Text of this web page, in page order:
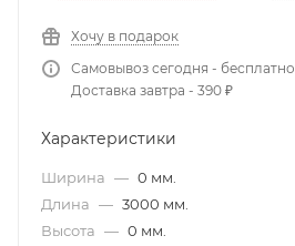
Хочу в подарок
Самовывоз сегодня - бесплатно
Доставка завтра - 390 ₽
Характеристики
Ширина — 0 мм.
Длина — 3000 мм.
Высота — 0 мм.